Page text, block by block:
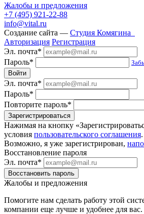
Жалобы и предложения
+7 (495) 921-22-88
info@vital.ru
Создание сайта — Студия Комягина
Авторизация Регистрация
Эл. почта*
Пароль*
Эл. почта*
Пароль*
Повторите пароль*
Нажимая на кнопку
условия пользовательского соглашения.
Возможно, я уже зарегистрирован,
Восстановление пароля
Эл. почта*
Жалобы и предложения
Помогите нам сделать работу этой
компании еще лучше и удобнее для вас.